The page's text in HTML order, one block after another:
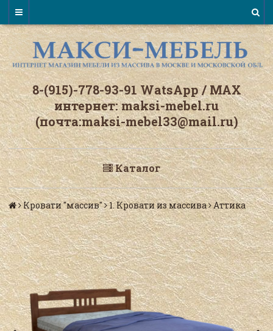
8-(915)-778-93-91 WatsАpp / МАХ
интернет: maksi-mebel.ru
(почта:maksi-mebel33@mail.ru)
Каталог
Кровати "массив" 1. Кровати из массива Аттика